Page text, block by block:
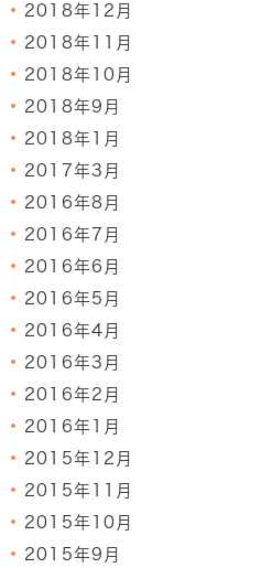
2018年12月
2018年11月
2018年10月
2018年9月
2018年1月
2017年3月
2016年8月
2016年7月
2016年6月
2016年5月
2016年4月
2016年3月
2016年2月
2016年1月
2015年12月
2015年11月
2015年10月
2015年9月